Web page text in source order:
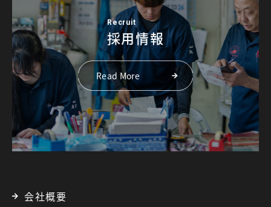
Recruit
採用情報
Read More
会社概要